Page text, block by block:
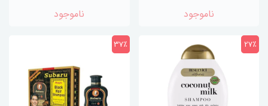
ناموجود
ناموجود
27٪ 37٪